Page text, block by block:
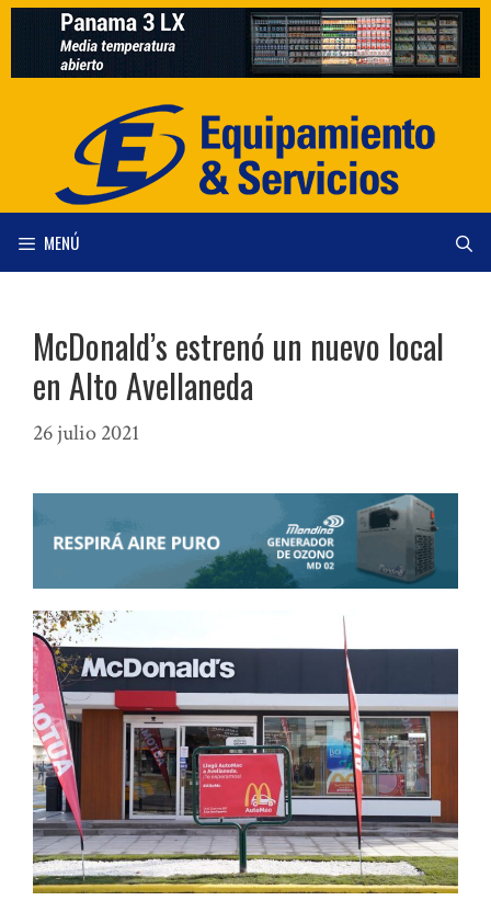
Saltar
contenido
MENÚ
McDonald’s estrenó un nuevo local
en Alto Avellaneda
26 julio 2021